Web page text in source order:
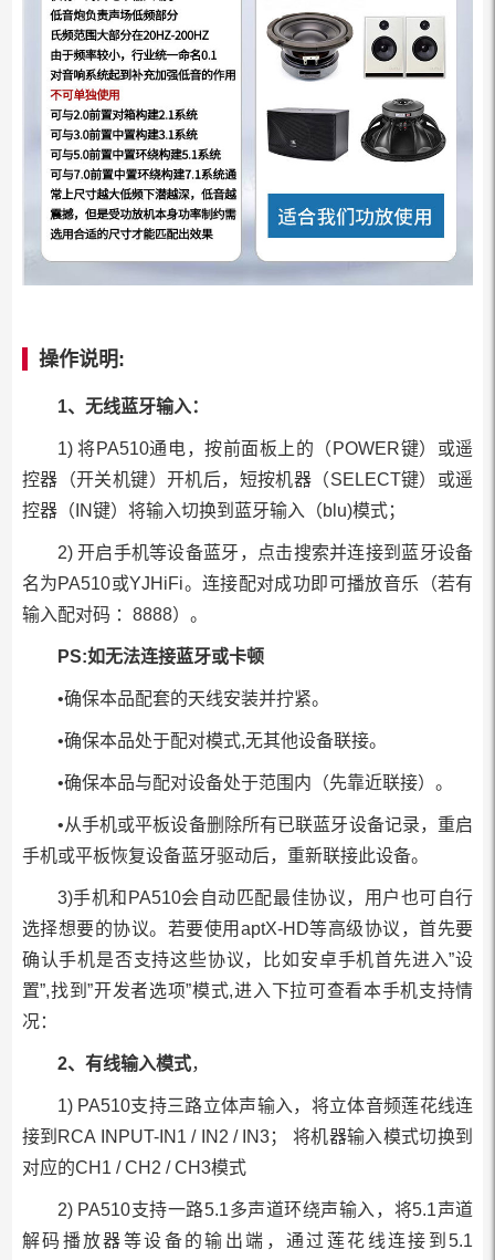
操作说明:
1、无线蓝牙输入：
1) 将PA510通电，按前面板上的（POWER键）或遥
控器（开关机键）开机后，短按机器（SELECT键）或遥
控器（IN键）将输入切换到蓝牙输入（blu)模式；
2) 开启手机等设备蓝牙，点击搜索并连接到蓝牙设备
名为PA510或YJHiFi。连接配对成功即可播放音乐（若有
输入配对码 ：8888）。
PS:如无法连接蓝牙或卡顿
•确保本品配套的天线安装并拧紧。
•确保本品处于配对模式,无其他设备联接。
•确保本品与配对设备处于范围内（先靠近联接）。
•从手机或平板设备删除所有已联蓝牙设备记录，重启
手机或平板恢复设备蓝牙驱动后，重新联接此设备。
3)手机和PA510会自动匹配最佳协议，用户也可自行
选择想要的协议。若要使用aptX-HD等高级协议，首先要
确认手机是否支持这些协议，比如安卓手机首先进入”设
置”,找到”开发者选项”模式,进入下拉可查看本手机支持情
况：
视
频
操
作
例
参
2、有线输入模式，
1) PA510支持三路立体声输入，将立体音频莲花线连
接到RCA INPUT-IN1 / IN2 / IN3； 将机器输入模式切换到
对应的CH1 / CH2 / CH3模式
2) PA510支持一路5.1多声道环绕声输入，将5.1声道
解码播放器等设备的输出端，通过莲花线连接到5.1